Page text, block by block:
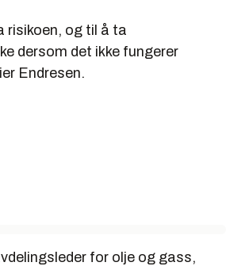
risikoen, og til å ta
dersom det ikke fungerer
Endresen.
for olje og gass,